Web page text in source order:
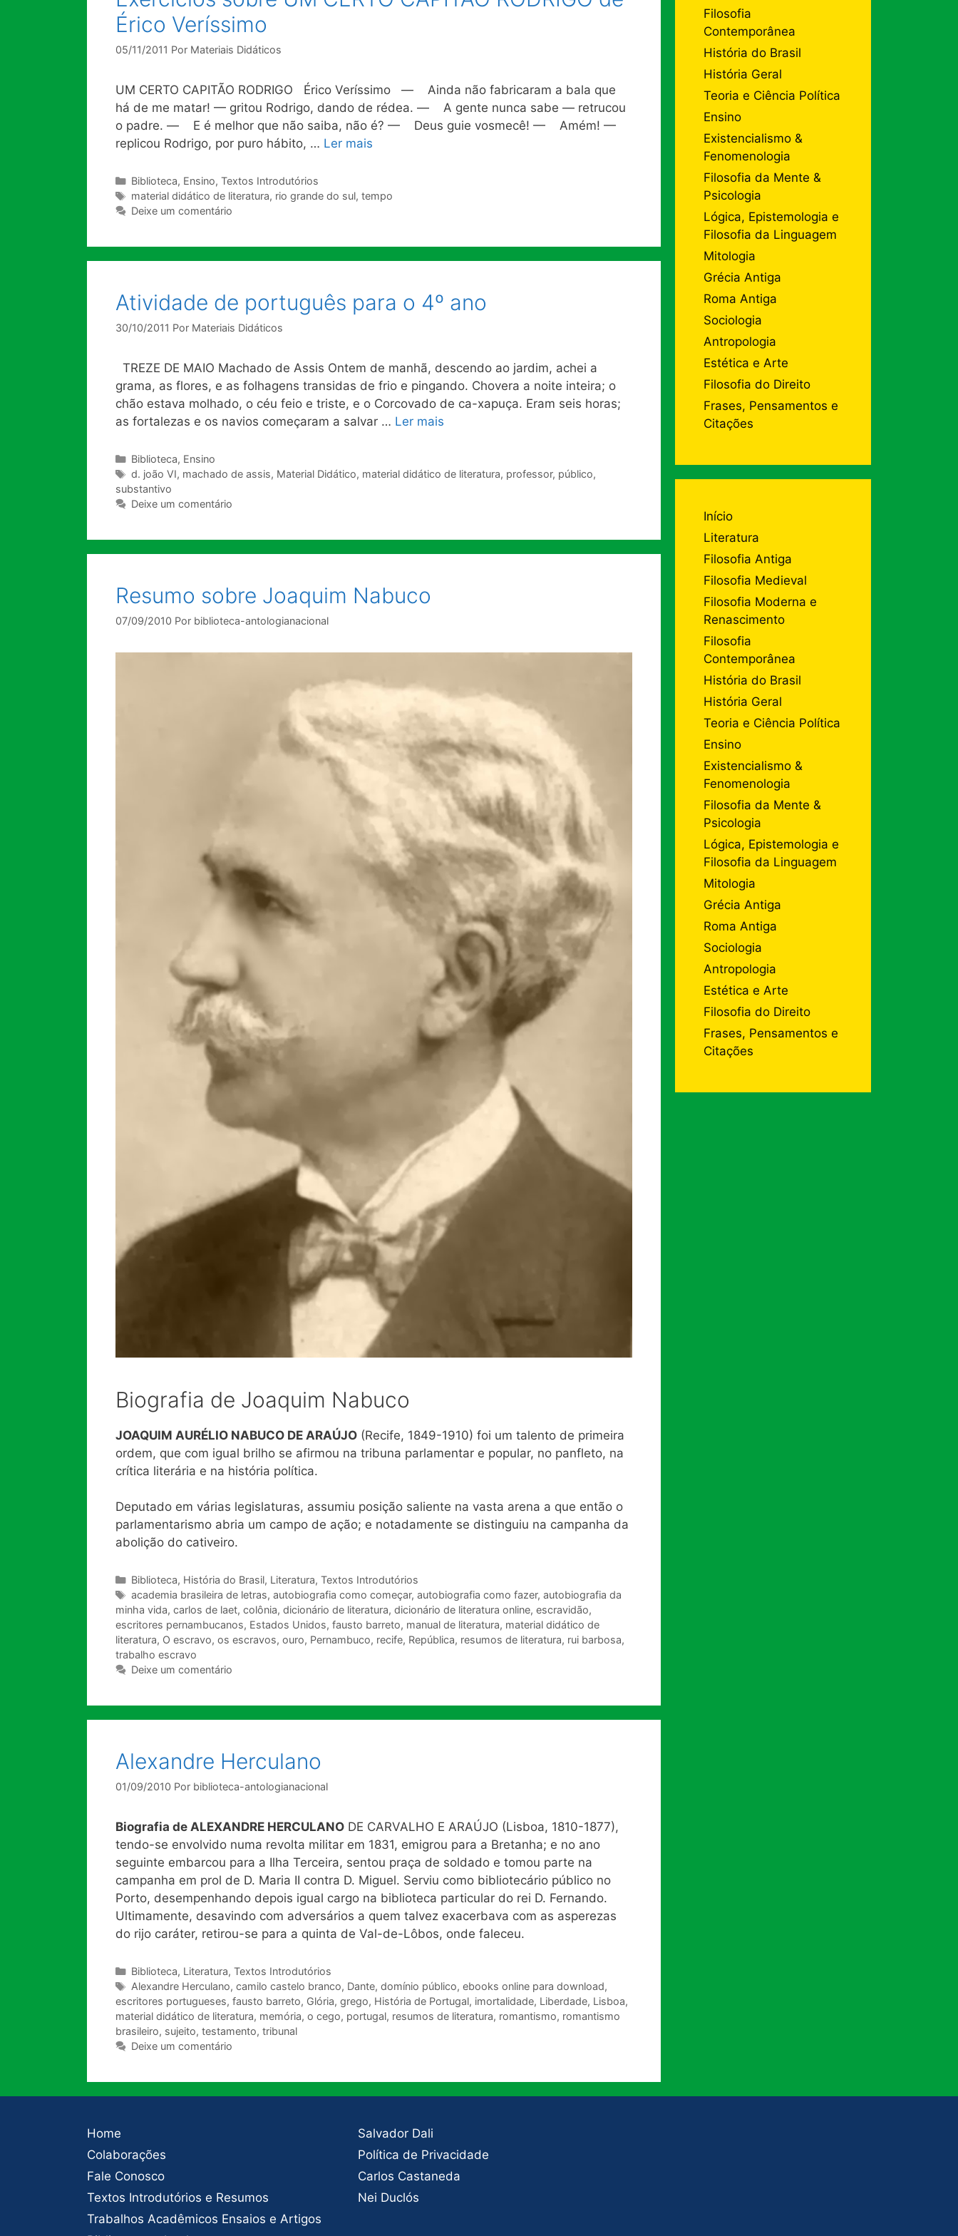
Érico Veríssimo
05/11/2011 Por Materiais Didáticos
UM CERTO CAPITÃO RODRIGO Érico Veríssimo — Ainda não fabricaram a bala que
há de me matar! — gritou Rodrigo, dando de rédea. — A gente nunca sabe — retrucou
o padre. — E é melhor que não saiba, não é? — Deus guie vosmecê! — Amém! —
replicou Rodrigo, por puro hábito, … Ler mais
Categorias
Biblioteca, Ensino, Textos Introdutórios
Tags
material didático de literatura, rio grande do sul, tempo
Deixe um comentário
Atividade de português para o 4º ano
30/10/2011 Por Materiais Didáticos
TREZE DE MAIO Machado de Assis Ontem de manhã, descendo ao jardim, achei a
grama, as flores, e as folhagens transidas de frio e pingando. Chovera a noite inteira; o
chão estava molhado, o céu feio e triste, e o Corcovado de ca-xapuça. Eram seis horas;
as fortalezas e os navios começaram a salvar … Ler mais
Categorias
Biblioteca, Ensino
Tags
d. joão VI, machado de assis, Material Didático, material didático de literatura, professor, público,
substantivo
Deixe um comentário
Resumo sobre Joaquim Nabuco
07/09/2010 Por biblioteca-antologianacional
Biografia de Joaquim Nabuco
JOAQUIM AURÉLIO NABUCO DE ARAÚJO (Recife, 1849-1910) foi um talento de primeira
ordem, que com igual brilho se afirmou na tribuna parlamentar e popular, no panfleto, na
crítica literária e na história política.
Deputado em várias legislaturas, assumiu posição saliente na vasta arena a que então o
parlamentarismo abria um campo de ação; e notadamente se distinguiu na campanha da
abolição do cativeiro.
Categorias
Biblioteca, História do Brasil, Literatura, Textos Introdutórios
Tags
academia brasileira de letras, autobiografia como começar, autobiografia como fazer, autobiografia da
minha vida, carlos de laet, colônia, dicionário de literatura, dicionário de literatura online, escravidão,
escritores pernambucanos, Estados Unidos, fausto barreto, manual de literatura, material didático de
literatura, O escravo, os escravos, ouro, Pernambuco, recife, República, resumos de literatura, rui barbosa,
trabalho escravo
Deixe um comentário
Alexandre Herculano
01/09/2010 Por biblioteca-antologianacional
Biografia de ALEXANDRE HERCULANO DE CARVALHO E ARAÚJO (Lisboa, 1810-1877),
tendo-se envolvido numa revolta militar em 1831, emigrou para a Bretanha; e no ano
seguinte embarcou para a Ilha Terceira, sentou praça de soldado e tomou parte na
campanha em prol de D. Maria II contra D. Miguel. Serviu como bibliotecário público no
Porto, desempenhando depois igual cargo na biblioteca particular do rei D. Fernando.
Ultimamente, desavindo com adversários a quem talvez exacerbava com as asperezas
do rijo caráter, retirou-se para a quinta de Val-de-Lôbos, onde faleceu.
Categorias
Biblioteca, Literatura, Textos Introdutórios
Tags
Alexandre Herculano, camilo castelo branco, Dante, domínio público, ebooks online para download,
escritores portugueses, fausto barreto, Glória, grego, História de Portugal, imortalidade, Liberdade, Lisboa,
material didático de literatura, memória, o cego, portugal, resumos de literatura, romantismo, romantismo
brasileiro, sujeito, testamento, tribunal
Deixe um comentário
Filosofia
Contemporânea
História do Brasil
História Geral
Teoria e Ciência Política
Ensino
Existencialismo &
Fenomenologia
Filosofia da Mente &
Psicologia
Lógica, Epistemologia e
Filosofia da Linguagem
Mitologia
Grécia Antiga
Roma Antiga
Sociologia
Antropologia
Estética e Arte
Filosofia do Direito
Frases, Pensamentos e
Citações
Início
Literatura
Filosofia Antiga
Filosofia Medieval
Filosofia Moderna e
Renascimento
Filosofia
Contemporânea
História do Brasil
História Geral
Teoria e Ciência Política
Ensino
Existencialismo &
Fenomenologia
Filosofia da Mente &
Psicologia
Lógica, Epistemologia e
Filosofia da Linguagem
Mitologia
Grécia Antiga
Roma Antiga
Sociologia
Antropologia
Estética e Arte
Filosofia do Direito
Frases, Pensamentos e
Citações
Home
Colaborações
Fale Conosco
Textos Introdutórios e Resumos
Trabalhos Acadêmicos Ensaios e Artigos
Salvador Dali
Política de Privacidade
Carlos Castaneda
Nei Duclós